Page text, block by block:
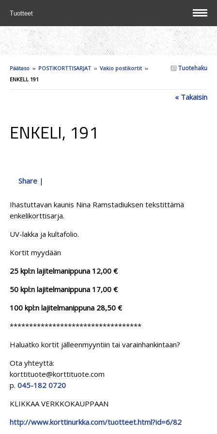
Tuotteet
Tuotehaku
Päätaso ›› POSTIKORTTISARJAT ›› Vakio postikortit››
ENKELI, 191
« Takaisin
ENKELI, 191
Share |
Ihastuttavan kaunis Nina Ramstadiuksen tekstittämä
enkelikorttisarja.
UV-lakka ja kultafolio.
Kortit myydään
25 kpl:n lajitelmanippuna 12,00 €
50 kpl:n lajitelmanippuna 17,00 €
100 kpl:n lajitelmanippuna 28,50 €
**********************************
Haluatko kortit jälleenmyyntiin tai varainhankintaan?
Ota yhteyttä:
korttituote@korttituote.com
p. 045-182 0720
KLIKKAA VERKKOKAUPPAAN
http://www.korttinurkka.com/tuotteet.html?id=6/82